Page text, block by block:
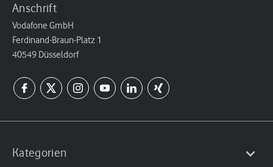
Anschrift
Vodafone GmbH
Ferdinand-Braun-Platz 1
40549 Düsseldorf
Kategorien